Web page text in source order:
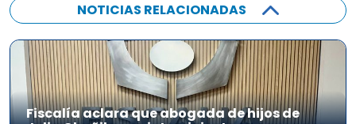
NOTICIAS RELACIONADAS
Fiscalía aclara que abogada de hijos de